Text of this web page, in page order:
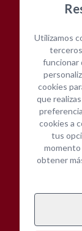
Amplia
Asistencia
Utilizamos
funcionar
cookies
que
cookies a
tus
obtener